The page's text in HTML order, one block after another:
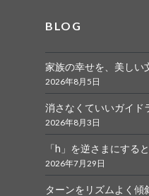
BLOG
家族の幸せを、美しい
2026年8月5日
消さなくていいガイド
2026年8月3日
「h」を逆さまにする
2026年7月29日
ターンをリズムよく